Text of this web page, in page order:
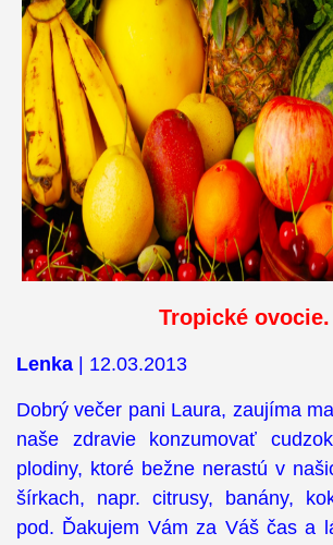
Tropické ovocie.
Lenka| 12.03.2013
Dobrý večer pani Laura, zaujíma
naše zdravie konzumovať
plodiny, ktoré bežne nerastú v
šírkach, napr. citrusy, banány,
pod. Ďakujem Vám za Váš čas a